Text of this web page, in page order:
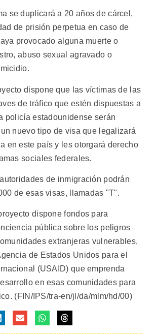
se duplicará a 20 años de cárcel,
de prisión perpetua en caso de
provocado alguna muerte o
abuso sexual agravado o
dispone que las víctimas de las
de tráfico que estén dispuestas a
policía estadounidense serán
nuevo tipo de visa que legalizará
en este país y les otorgará derecho
sociales federales.
de inmigración podrán
de esas visas, llamadas "T".
dispone fondos para
pública sobre los peligros
extranjeras vulnerables,
de Estados Unidos para el
(USAID) que emprenda
en esas comunidades para
(FIN/IPS/tra-en/jl/da/mlm/hd/00)